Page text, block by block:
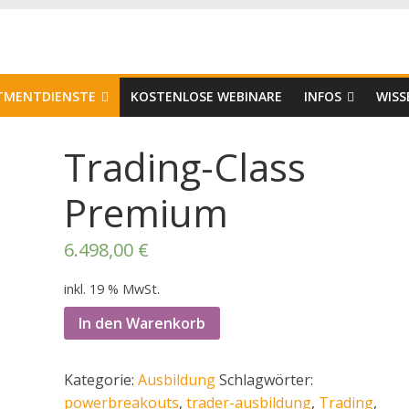
KOSTENLOSE WEBINARE INFOS
Trading-Class
Premium
6.498,00 €
inkl. 19 % MwSt.
In den Warenkorb
Kategorie: AusbildungSchlagwörter:
powerbreakouts, trader-ausbildung, Trading,